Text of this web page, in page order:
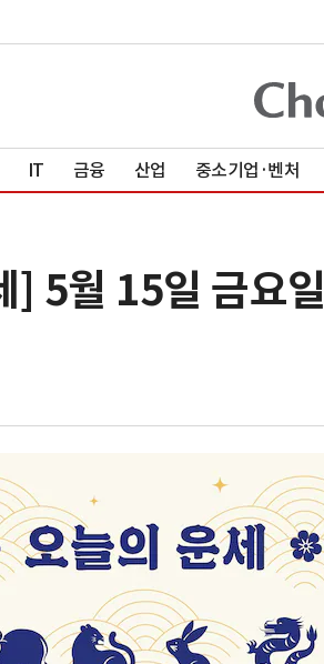
IT 금융 산업 중소기업·벤처
] 5월 15일 금요일